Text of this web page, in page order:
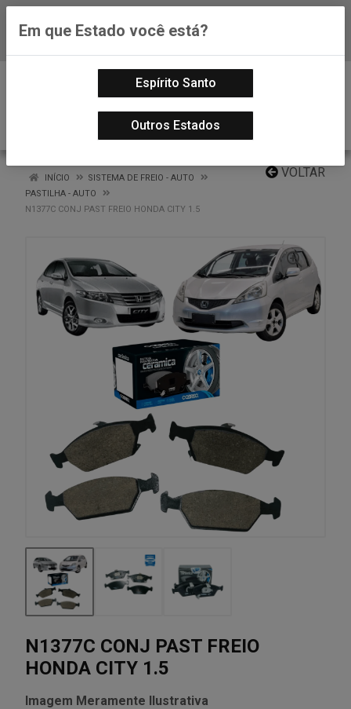
Baixe já nosso APP
VOLTAR
INÍCIO
SISTEMA DE FREIO - AUTO
PASTILHA - AUTO
N1377C CONJ PAST FREIO HONDA CITY 1.5
N1377C CONJ PAST FREIO
HONDA CITY 1.5
Imagem Meramente Ilustrativa
Em que Estado você está?
Espírito Santo
Outros Estados